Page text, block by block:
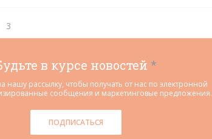
3
в курсе новостей *
нашу рассылку, чтобы получать от нас по электронной
сообщения и маркетинговые предложения.
ПОДПИСАТЬСЯ